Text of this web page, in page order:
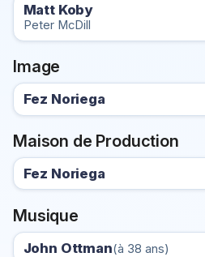
Matt Koby
Peter McDill
Image
Fez Noriega
Maison de Production
Fez Noriega
Musique
John Ottman(à 38 ans)